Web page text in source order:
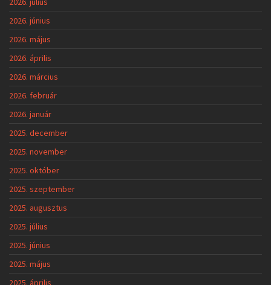
2026. június
2026. május
2026. április
2026. március
2026. február
2026. január
2025. december
2025. november
2025. október
2025. szeptember
2025. augusztus
2025. július
2025. június
2025. május
2025. április